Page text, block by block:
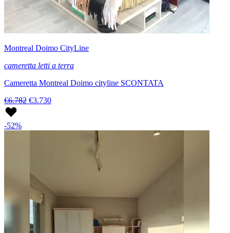
Montreal Doimo CityLine
cameretta letti a terra
Cameretta Montreal Doimo cityline SCONTATA
€6.782 €3.730
-52%